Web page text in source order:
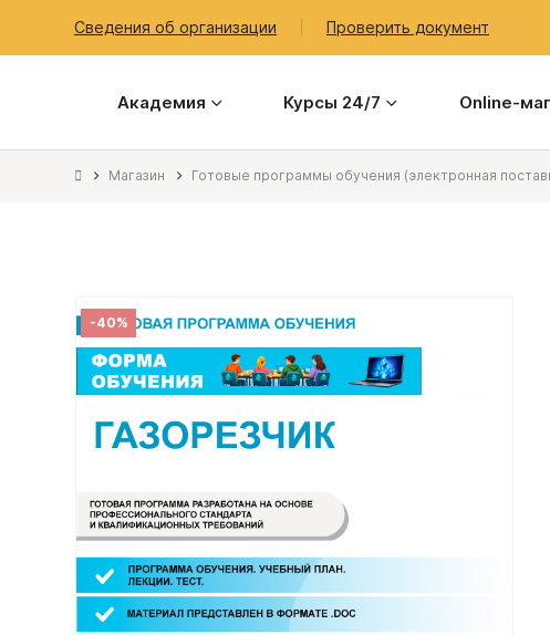
Сведения об организации Проверить документ
Академия Курсы 24/7 Online-
Магазин Готовые программы обучения (электронная
-40%